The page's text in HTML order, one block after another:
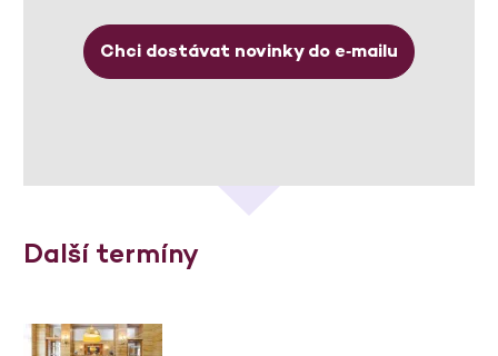
Chci dostávat novinky do e‑mailu
Další termíny